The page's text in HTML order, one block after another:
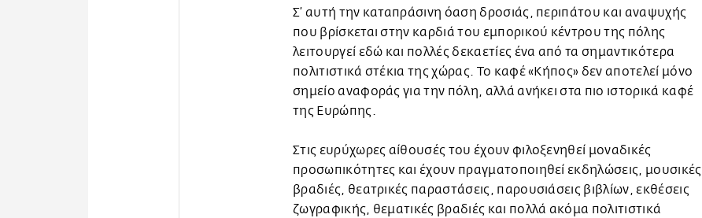
Σ’ αυτή την καταπράσινη όαση δροσιάς, περιπάτου και αναψυχής
που βρίσκεται στην καρδιά του εμπορικού κέντρου της πόλης
λειτουργεί εδώ και πολλές δεκαετίες ένα από τα σημαντικότερα
πολιτιστικά στέκια της χώρας. Το καφέ «Κήπος» δεν αποτελεί μόνο
σημείο αναφοράς για την πόλη, αλλά ανήκει στα πιο ιστορικά καφέ
της Ευρώπης.
Στις ευρύχωρες αίθουσές του έχουν φιλοξενηθεί μοναδικές
προσωπικότητες και έχουν πραγματοποιηθεί εκδηλώσεις, μουσικές
βραδιές, θεατρικές παραστάσεις, παρουσιάσεις βιβλίων, εκθέσεις
ζωγραφικής, θεματικές βραδιές και πολλά ακόμα πολιτιστικά